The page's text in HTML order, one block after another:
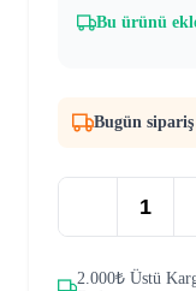
Bu ürünü
Bugün
2.000₺ Üstü